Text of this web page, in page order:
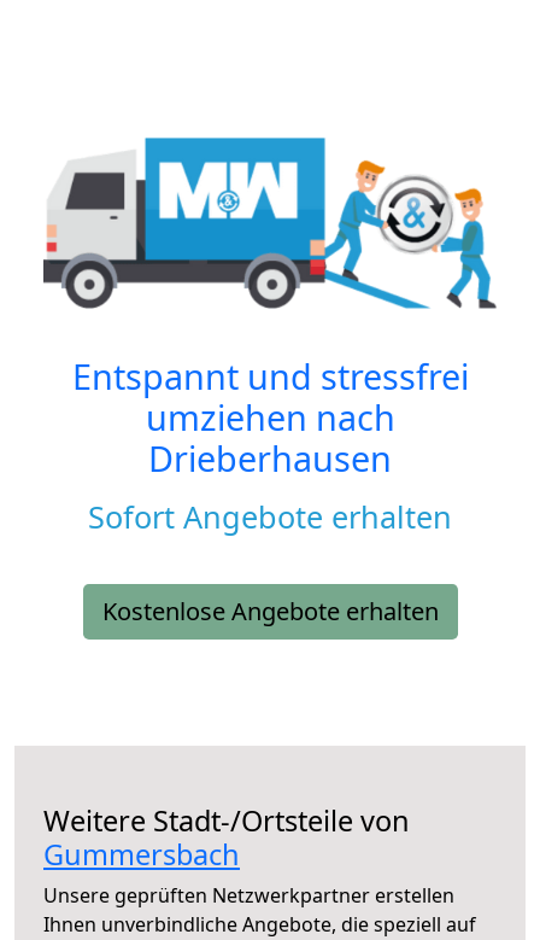
Entspannt und stressfrei
umziehen nach
Drieberhausen
Sofort Angebote erhalten
Kostenlose Angebote erhalten
Weitere Stadt-/Ortsteile von
Gummersbach
Unsere geprüften Netzwerkpartner erstellen
Ihnen unverbindliche Angebote, die speziell auf